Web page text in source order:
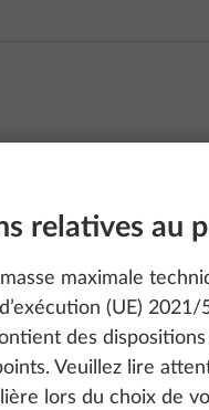
relatives au
maximale
(UE) 2021/
des dispositions
Veuillez lire
lors du choix de